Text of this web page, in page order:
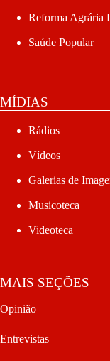
Reforma Agrária
Saúde Popular
MÍDIAS
Rádios
Vídeos
Galerias de
Musicoteca
Videoteca
MAIS SEÇÕES
Opinião
Entrevistas